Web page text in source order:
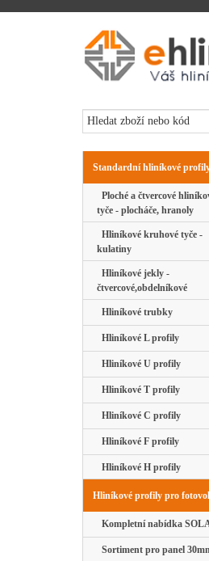
Standardní hliníkové
Ploché a čtvercové
tyče - plocháče, hranoly
Hliníkové kruhové tyče -
kulatiny
Hliníkové jekly -
čtvercové,obdelníkové
Hliníkové trubky
Hliníkové L profily
Hliníkové U profily
Hliníkové T profily
Hliníkové C profily
Hliníkové F profily
Hliníkové H profily
Hliníkové profily pro
Kompletní nabídka
Sortiment pro panel